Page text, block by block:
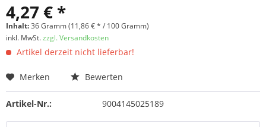
4,27 € *
Inhalt:36 Gramm (11,86 € * / 100 Gramm)
inkl. MwSt.zzgl. Versandkosten
Artikel derzeit nicht lieferbar!
Merken Bewerten
Artikel-Nr.: 9004145025189